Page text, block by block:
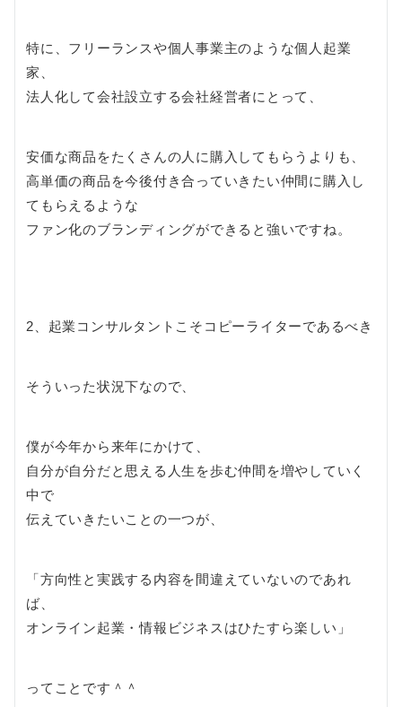
特に、フリーランスや個人事業主のような個人起業
家、
法人化して会社設立する会社経営者にとって、
安価な商品をたくさんの人に購入してもらうよりも、
高単価の商品を今後付き合っていきたい仲間に購入し
てもらえるような
ファン化のブランディングができると強いですね。
2、起業コンサルタントこそコピーライターであるべき
そういった状況下なので、
僕が今年から来年にかけて、
自分が自分だと思える人生を歩む仲間を増やしていく
中で
伝えていきたいことの一つが、
「方向性と実践する内容を間違えていないのであれ
ば、
オンライン起業・情報ビジネスはひたすら楽しい」
ってことです＾＾